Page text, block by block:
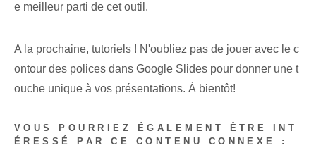
e meilleur parti de cet outil.
A la prochaine, tutoriels ! N'oubliez pas de jouer avec le c
ontour des polices dans Google Slides pour donner une t
ouche unique à vos présentations. À bientôt!
VOUS POURRIEZ ÉGALEMENT ÊTRE INT
ÉRESSÉ PAR CE CONTENU CONNEXE :